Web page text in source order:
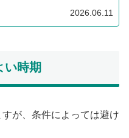
2026.06.11
い時期
が、条件によっては避け